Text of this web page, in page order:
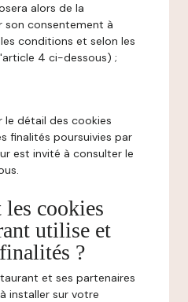
alors de la
son consentement à
conditions et selon les
4 ci-dessous) ;
le détail des cookies
finalités poursuivies par
est invité à consulter le
les cookies
utilise et
?
et ses partenaires
installer sur votre